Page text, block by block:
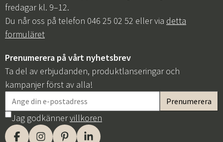
fredagar kl. 9–12.
Du når oss på telefon 046 25 02 52 eller via detta
formuläret
Prenumerera på vårt nyhetsbrev
Ta del av erbjudanden, produktlanseringar och
kampanjer först av alla!
Jag godkännervillkoren